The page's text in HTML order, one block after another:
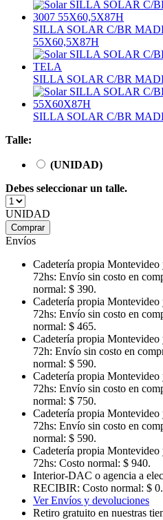
SILLA SOLAR C/BR
55X60,5X87H
SILLA SOLAR C/BR
SILLA SOLAR C/BR
Talle:
(UNIDAD)
Debes seleccionar un talle.
UNIDAD
Comprar
Envíos
Cadetería propia
72hs: Envío sin costo en
normal: $ 390.
Cadetería propia
72hs: Envío sin costo en
normal: $ 465.
Cadetería propia
72h: Envío sin costo en
normal: $ 590.
Cadetería propia
72hs: Envío sin costo en
normal: $ 750.
Cadetería propia
72hs: Envío sin costo en
normal: $ 590.
Cadetería propia
72hs: Costo normal: $ 940.
Interior-DAC o agencia a
RECIBIR: Costo normal: $ 0.
Ver Envíos y devoluciones
Retiro gratuito en nuestras